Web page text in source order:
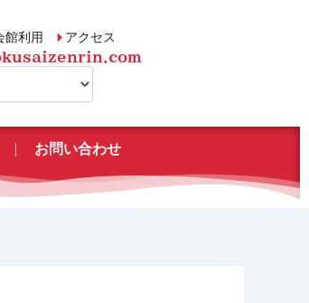
館利用
アクセス
お問い合わせ